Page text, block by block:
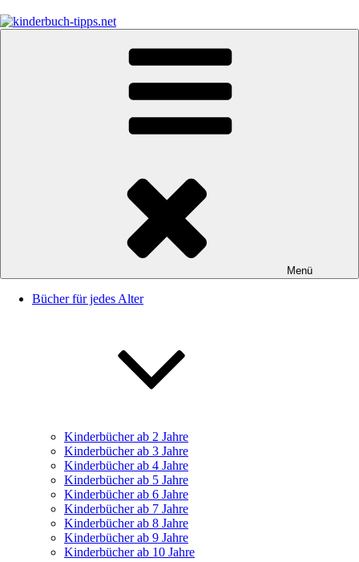
Inhalt
springen
Empfehlungen und Tipps rund um das Thema Kinderbücher und
Menü
Bücher für jedes Alter
Kinderbücher ab 2 Jahre
Kinderbücher ab 3 Jahre
Kinderbücher ab 4 Jahre
Kinderbücher ab 5 Jahre
Kinderbücher ab 6 Jahre
Kinderbücher ab 7 Jahre
Kinderbücher ab 8 Jahre
Kinderbücher ab 9 Jahre
Kinderbücher ab 10 Jahre